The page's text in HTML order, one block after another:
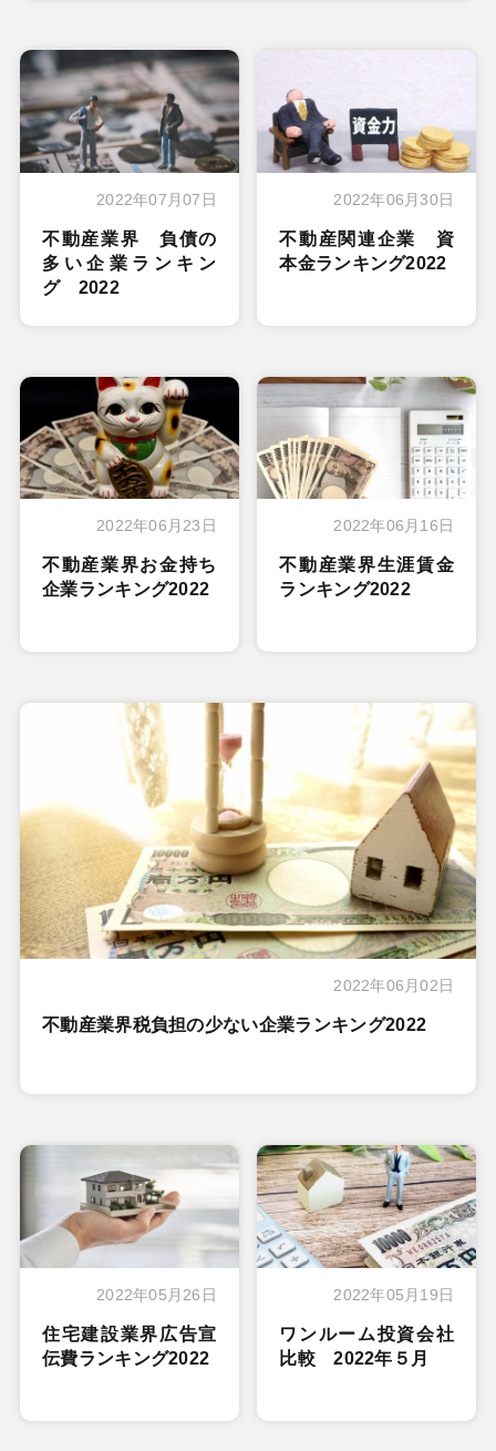
2022年07月07日
不動産業界 負債の
多い企業ランキン
グ 2022
2022年06月30日
不動産関連企業 資
本金ランキング2022
2022年06月23日
不動産業界お金持ち
企業ランキング2022
2022年06月16日
不動産業界生涯賃金
ランキング2022
2022年06月02日
不動産業界税負担の少ない企業ランキング2022
2022年05月26日
住宅建設業界広告宣
伝費ランキング2022
2022年05月19日
ワンルーム投資会社
比較 2022年５月